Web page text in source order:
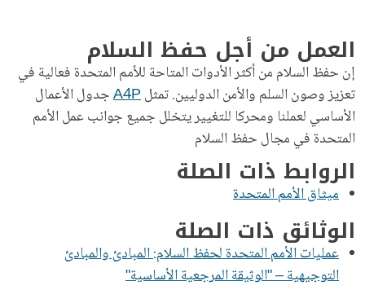
العمل من أجل حفظ السلام
إن حفظ السلام من أكثر الأدوات المتاحة للأمم المتحدة فعالية في
تعزيز وصون السلم والأمن الدوليين. تمثلA4Pجدول الأعمال
الأساسي لعملنا ومحركا للتغيير يتخلل جميع جوانب عمل الأمم
المتحدة في مجال حفظ السلام
الروابط ذات الصلة
ميثاق الأمم المتحدة
الوثائق ذات الصلة
عمليات الأمم المتحدة لحفظ السلام: المبادئ والمبادئ
التوجيهية – "الوثيقة المرجعية الأساسية"